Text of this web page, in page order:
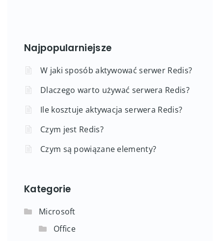
Najpopularniejsze
W jaki sposób aktywować serwer Redis?
Dlaczego warto używać serwera Redis?
Ile kosztuje aktywacja serwera Redis?
Czym jest Redis?
Czym są powiązane elementy?
Kategorie
Microsoft
Office